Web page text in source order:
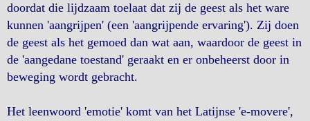
doordat die lijdzaam toelaat dat zij de geest als het ware
kunnen 'aangrijpen' (een 'aangrijpende ervaring'). Zij doen
de geest als het gemoed dan wat aan, waardoor de geest in
de 'aangedane toestand' geraakt en er onbeheerst door in
beweging wordt gebracht.
Het leenwoord 'emotie' komt van het Latijnse 'e-movere',